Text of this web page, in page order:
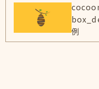
例